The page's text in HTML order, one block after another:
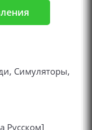
Симуляторы,
Русском]